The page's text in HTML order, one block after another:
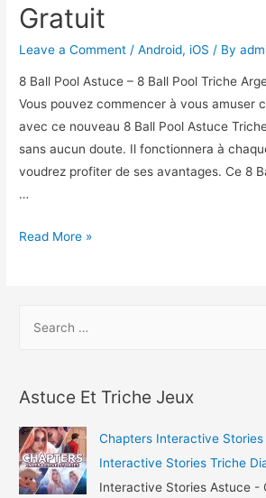
Gratuit
Leave a Comment /Android, iOS / By
8 Ball Pool Astuce – 8 Ball Pool Triche
Vous pouvez commencer à vous amuser
avec ce nouveau 8 Ball Pool Astuce
sans aucun doute. Il fonctionnera à
voudrez profiter de ses avantages. Ce 8
…
8
Pool
Argent
et
Pieces
Read More »
h
f
o
Astuce Et Triche Jeux
Chapters Interactive
Interactive Stories Triche
Interactive Stories Astuce -